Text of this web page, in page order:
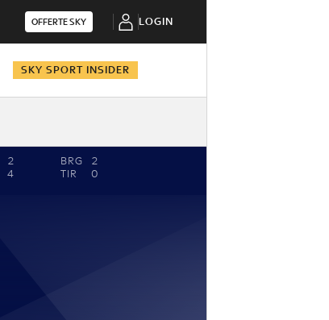
OFFERTE SKY LOGIN
SKY SPORT INSIDER
2
4
BRG
2
TIR
0